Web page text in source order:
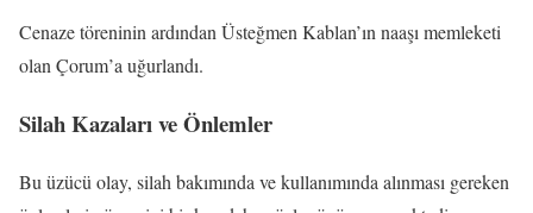
Cenaze töreninin ardından Üsteğmen Kablan’ın naaşı memleketi
olan Çorum’a uğurlandı.
Silah Kazaları ve Önlemler
Bu üzücü olay, silah bakımında ve kullanımında alınması gereken